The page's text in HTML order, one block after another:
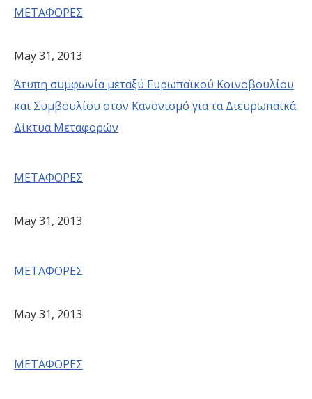
ΜΕΤΑΦΟΡΕΣ
May 31, 2013
Άτυπη συμφωνία μεταξύ Ευρωπαϊκού Κοινοβουλίου
και Συμβουλίου στον Κανονισμό για τα Διευρωπαϊκά
Δίκτυα Μεταφορών
ΜΕΤΑΦΟΡΕΣ
May 31, 2013
ΜΕΤΑΦΟΡΕΣ
May 31, 2013
ΜΕΤΑΦΟΡΕΣ